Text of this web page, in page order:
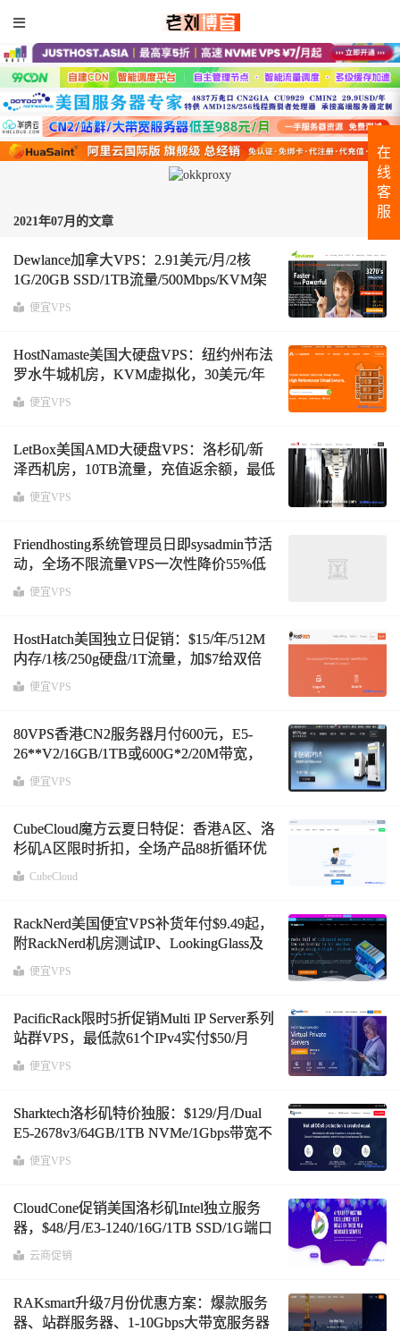
2021年07月的文章
Dewlance加拿大VPS：2.91美元/月/2核
1G/20GB SSD/1TB流量/500Mbps/KVM架
构
便宜VPS
HostNamaste美国大硬盘VPS：纽约州布法
罗水牛城机房，KVM虚拟化，30美元/年
起，支持支付宝
便宜VPS
LetBox美国AMD大硬盘VPS：洛杉矶/新
泽西机房，10TB流量，充值返余额，最低
3.3美元两个月
便宜VPS
Friendhosting系统管理员日即sysadmin节活
动，全场不限流量VPS一次性降价55%低
至€8/半年
便宜VPS
HostHatch美国独立日促销：$15/年/512M
内存/1核/250g硬盘/1T流量，加$7给双倍
内存+9T流量
便宜VPS
80VPS香港CN2服务器月付600元，E5-
26**V2/16GB/1TB或600G*2/20M带宽，
可选CN2高防
便宜VPS
CubeCloud魔方云夏日特促：香港A区、洛
杉矶A区限时折扣，全场产品88折循环优
惠
CubeCloud
RackNerd美国便宜VPS补货年付$9.49起，
附RackNerd机房测试IP、LookingGlass及
测速文件
便宜VPS
PacificRack限时5折促销Multi IP Server系列
站群VPS，最低款61个IPv4实付$50/月
便宜VPS
Sharktech洛杉矶特价独服：$129/月/Dual
E5-2678v3/64GB/1TB NVMe/1Gbps带宽不
限流量
便宜VPS
CloudCone促销美国洛杉矶Intel独立服务
器，$48/月/E3-1240/16G/1TB SSD/1G端口
15T或100M不限流量
云商促销
RAKsmart升级7月份优惠方案：爆款服务
器、站群服务器、1-10Gbps大带宽服务器
在
线
客
服